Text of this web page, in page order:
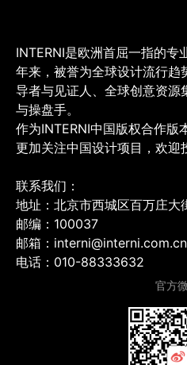
INTERNI是欧洲首屈一指的专
年来，被誉为全球设计流行趋
导者与见证人、全球创意资源
与操盘手。
作为INTERNI中国版权合作版
更加关注中国设计项目，欢迎
联系我们：
地址：北京市西城区百万庄
邮编：100037
邮箱：interni@interni.com.cn
电话：010-88333632
官方